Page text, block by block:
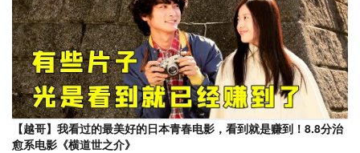
【越哥】我看过的最美好的日本青春电影，看到就是赚到！8.8分治
愈系电影《横道世之介》